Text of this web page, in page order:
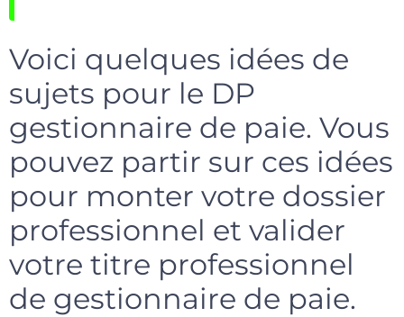
Voici quelques idées de
sujets pour le DP
gestionnaire de paie. Vous
pouvez partir sur ces idées
pour monter votre dossier
professionnel et valider
votre titre professionnel
de gestionnaire de paie.